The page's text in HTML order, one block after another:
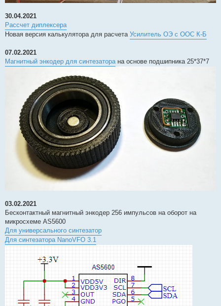
30.04.2021
Рассчет диплексера
Новая версия калькулятора для расчета Усилитель ОЭ с ООС К-Б
07.02.2021
Магнитный энкодер для синтезатора на основе подшипника 25*37*7
03.02.2021
Бесконтактный магнитный энкодер 256 импульсов на оборот на
микросхеме AS5600
Для универсального синтезатор
Для синтезатора NanoVFO 3.1